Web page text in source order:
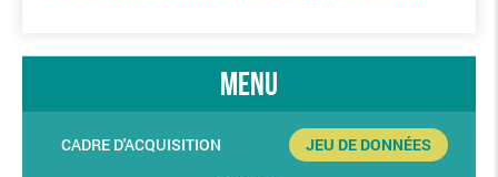
menu
CADRE D'ACQUISITION JEU DE DONNÉES